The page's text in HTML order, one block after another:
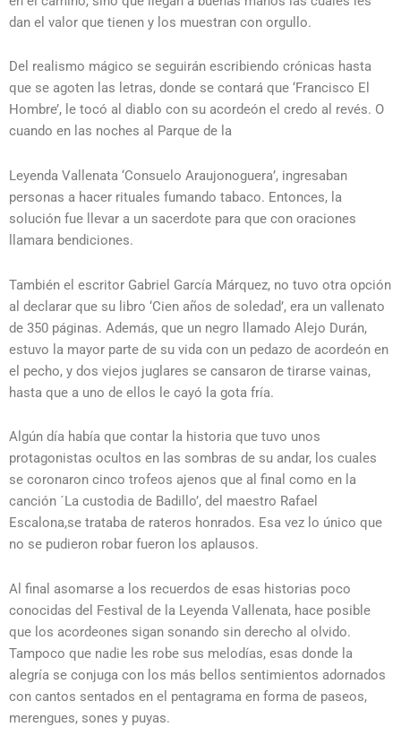
dan el valor que tienen y los muestran con orgullo.
Del realismo mágico se seguirán escribiendo crónicas hasta
que se agoten las letras, donde se contará que ‘Francisco El
Hombre’, le tocó al diablo con su acordeón el credo al revés. O
cuando en las noches al Parque de la
Leyenda Vallenata ‘Consuelo Araujonoguera’, ingresaban
personas a hacer rituales fumando tabaco. Entonces, la
solución fue llevar a un sacerdote para que con oraciones
llamara bendiciones.
También el escritor Gabriel García Márquez, no tuvo otra opción
al declarar que su libro ‘Cien años de soledad’, era un vallenato
de 350 páginas. Además, que un negro llamado Alejo Durán,
estuvo la mayor parte de su vida con un pedazo de acordeón en
el pecho, y dos viejos juglares se cansaron de tirarse vainas,
hasta que a uno de ellos le cayó la gota fría.
Algún día había que contar la historia que tuvo unos
protagonistas ocultos en las sombras de su andar, los cuales
se coronaron cinco trofeos ajenos que al final como en la
canción ´La custodia de Badillo’, del maestro Rafael
Escalona,se trataba de rateros honrados. Esa vez lo único que
no se pudieron robar fueron los aplausos.
Al final asomarse a los recuerdos de esas historias poco
conocidas del Festival de la Leyenda Vallenata, hace posible
que los acordeones sigan sonando sin derecho al olvido.
Tampoco que nadie les robe sus melodías, esas donde la
alegría se conjuga con los más bellos sentimientos adornados
con cantos sentados en el pentagrama en forma de paseos,
merengues, sones y puyas.